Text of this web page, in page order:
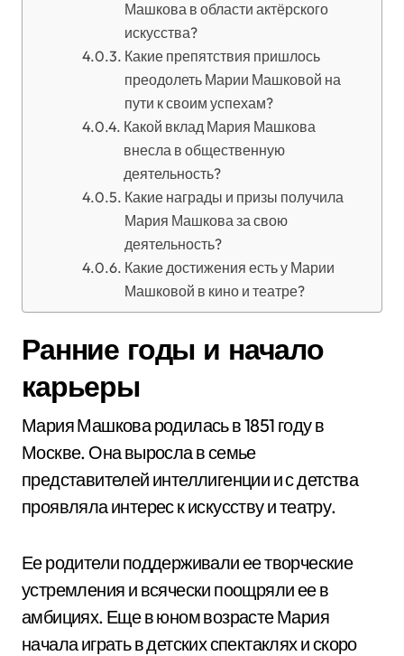
Машкова в области актёрского
искусства?
Какие препятствия пришлось
преодолеть Марии Машковой на
пути к своим успехам?
Какой вклад Мария Машкова
внесла в общественную
деятельность?
Какие награды и призы получила
Мария Машкова за свою
деятельность?
Какие достижения есть у Марии
Машковой в кино и театре?
Ранние годы и начало
карьеры
Мария Машкова родилась в 1851 году в
Москве. Она выросла в семье
представителей интеллигенции и с детства
проявляла интерес к искусству и театру.
Ее родители поддерживали ее творческие
устремления и всячески поощряли ее в
амбициях. Еще в юном возрасте Мария
начала играть в детских спектаклях и скоро